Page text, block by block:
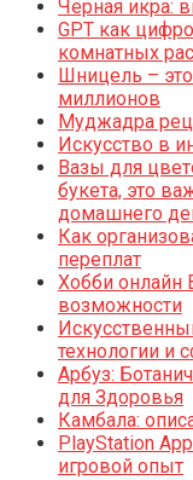
Чёрная икра:
GPT как
комнатных
Шницель –
миллионов
Муджадра
Искусство в
Вазы для
букета, это
домашнего
Как
переплат
Хобби онлайн
возможности
технологии и
Арбуз:
для Здоровья
Камбала:
PlayStation
игровой опыт